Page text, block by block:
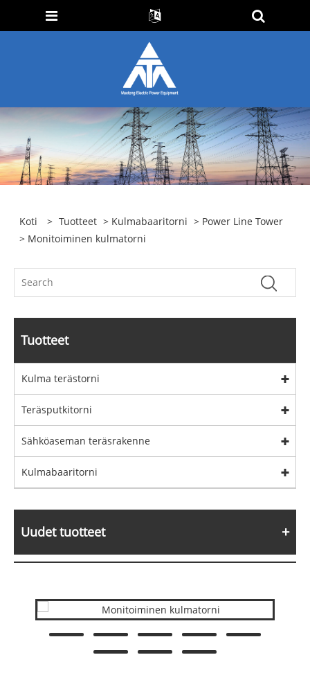
Koti > Tuotteet > Kulmabaaritorni > Power Line Tower
> Monitoiminen kulmatorni
Tuotteet
Kulma terästorni
Teräsputkitorni
Sähköaseman teräsrakenne
Kulmabaaritorni
Uudet tuotteet